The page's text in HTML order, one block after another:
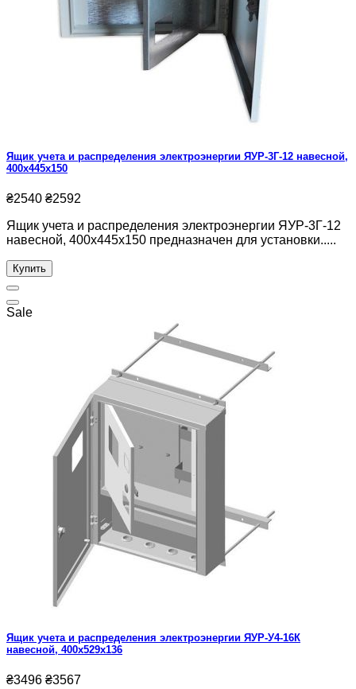
Ящик учета и распределения электроэнергии ЯУР-3Г-12 навесной,
400x445x150
₴2540 ₴2592
Ящик учета и распределения электроэнергии ЯУР-3Г-12
навесной, 400x445x150 предназначен для установки.....
Купить
Sale
Ящик учета и распределения электроэнергии ЯУР-У4-16К
навесной, 400x529x136
₴3496 ₴3567